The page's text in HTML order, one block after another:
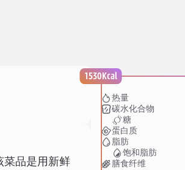
菜品是用新鲜
1530Kcal
热量
碳水化合物
糖
蛋白质
脂肪
饱和脂肪
膳食纤维